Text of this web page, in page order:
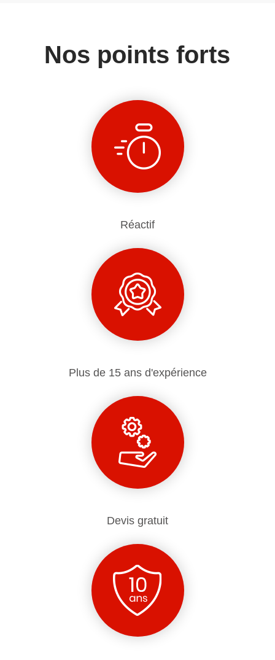
Nos points forts
Réactif
Plus de 15 ans d'expérience
Devis gratuit